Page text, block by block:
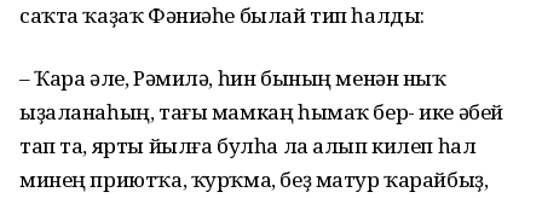
саҡта ҡаҙаҡ Фәниәһе былай тип һалды:
– Ҡара әле, Рәмилә, һин бының менән ныҡ
ыҙаланаһың, тағы мамкаң һымаҡ бер- ике әбей
тап та, ярты йылға булһа ла алып килеп һал
минең приютҡа, ҡурҡма, беҙ матур ҡарайбыҙ,